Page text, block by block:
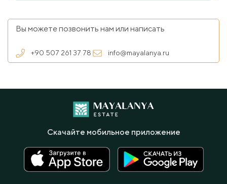
Вы можете позвонить нам или написать
+90 507 261 37 78 info@mayalanya.ru
Скачайте мобильное приложение